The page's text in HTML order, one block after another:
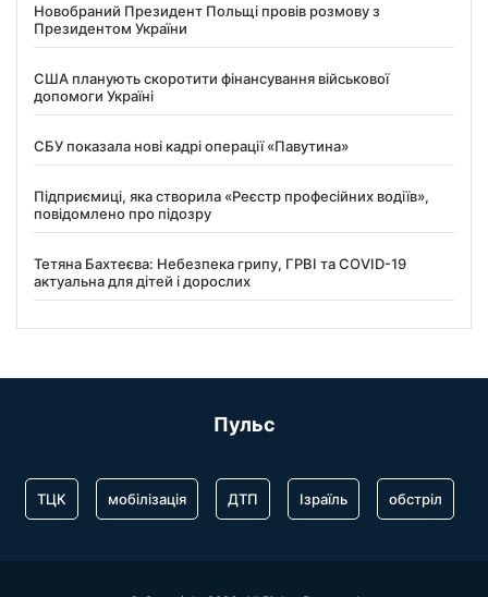
Новобраний Президент Польщі провів розмову з
Президентом України
США планують скоротити фінансування військової
допомоги Україні
СБУ показала нові кадрі операції «Павутина»
Підприємиці, яка створила «Реєстр професійних водіїв»,
повідомлено про підозру
Тетяна Бахтеєва: Небезпека грипу, ГРВІ та COVID-19
актуальна для дітей і дорослих
Пульс
ТЦК мобілізація ДТП Ізраїль обстріл